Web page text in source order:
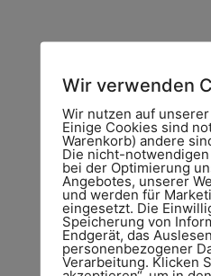
Touch
€
inkl. MwSt. zzgl.
Wir verwenden
Wir nutzen auf
Einige Cookies sind
Warenkorb) andere
Die nicht-
bei der Optimierung
Angebotes, unserer
und werden für
eingesetzt. Die
Speicherung von
Endgerät, das Auslesen
personenbezogener
Verarbeitung. Klicken